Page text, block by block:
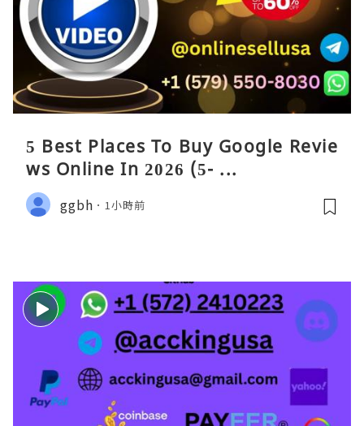
5 Best Places To Buy Google Revie
ws Online In 2026 (5- ...
ggbh 1小時前